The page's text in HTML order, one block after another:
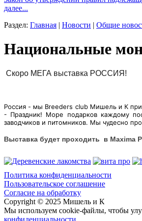
далее...
Раздел: Главная | Новости | Общие
Национальные
Скоро МЕГА выставка РОССИЯ!
Россия - мы Breeders club Мишель и К
- Праздник! Море подарков каждому
заводчиков и питомников. Мы чудесно
Выставка будет проходить в Maxima
Политика конфиденциальности
Пользовательское соглашение
Согласие на обработку
Copyright © 2025 Мишель и К
Мы используем cookie-файлы, чтобы
конфиденциальности